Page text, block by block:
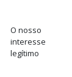
O nosso
interesse
legítimo